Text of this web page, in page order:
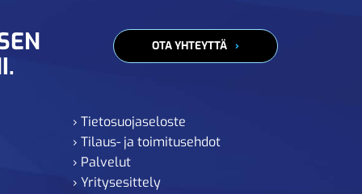
OTA YHTEYTTÄ
› Tietosuojaseloste
› Tilaus- ja toimitusehdot
› Palvelut
› Yritysesittely